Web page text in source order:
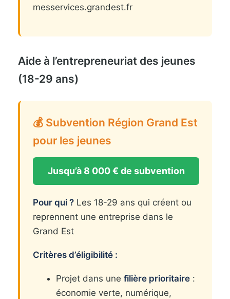
messervices.grandest.fr
Aide à l’entrepreneuriat des jeunes
(18-29 ans)
💰 Subvention Région Grand Est
pour les jeunes
Jusqu’à 8 000 € de subvention
Pour qui ? Les 18-29 ans qui créent ou
reprennent une entreprise dans le
Grand Est
Critères d’éligibilité :
Projet dans une filière prioritaire :
économie verte, numérique,